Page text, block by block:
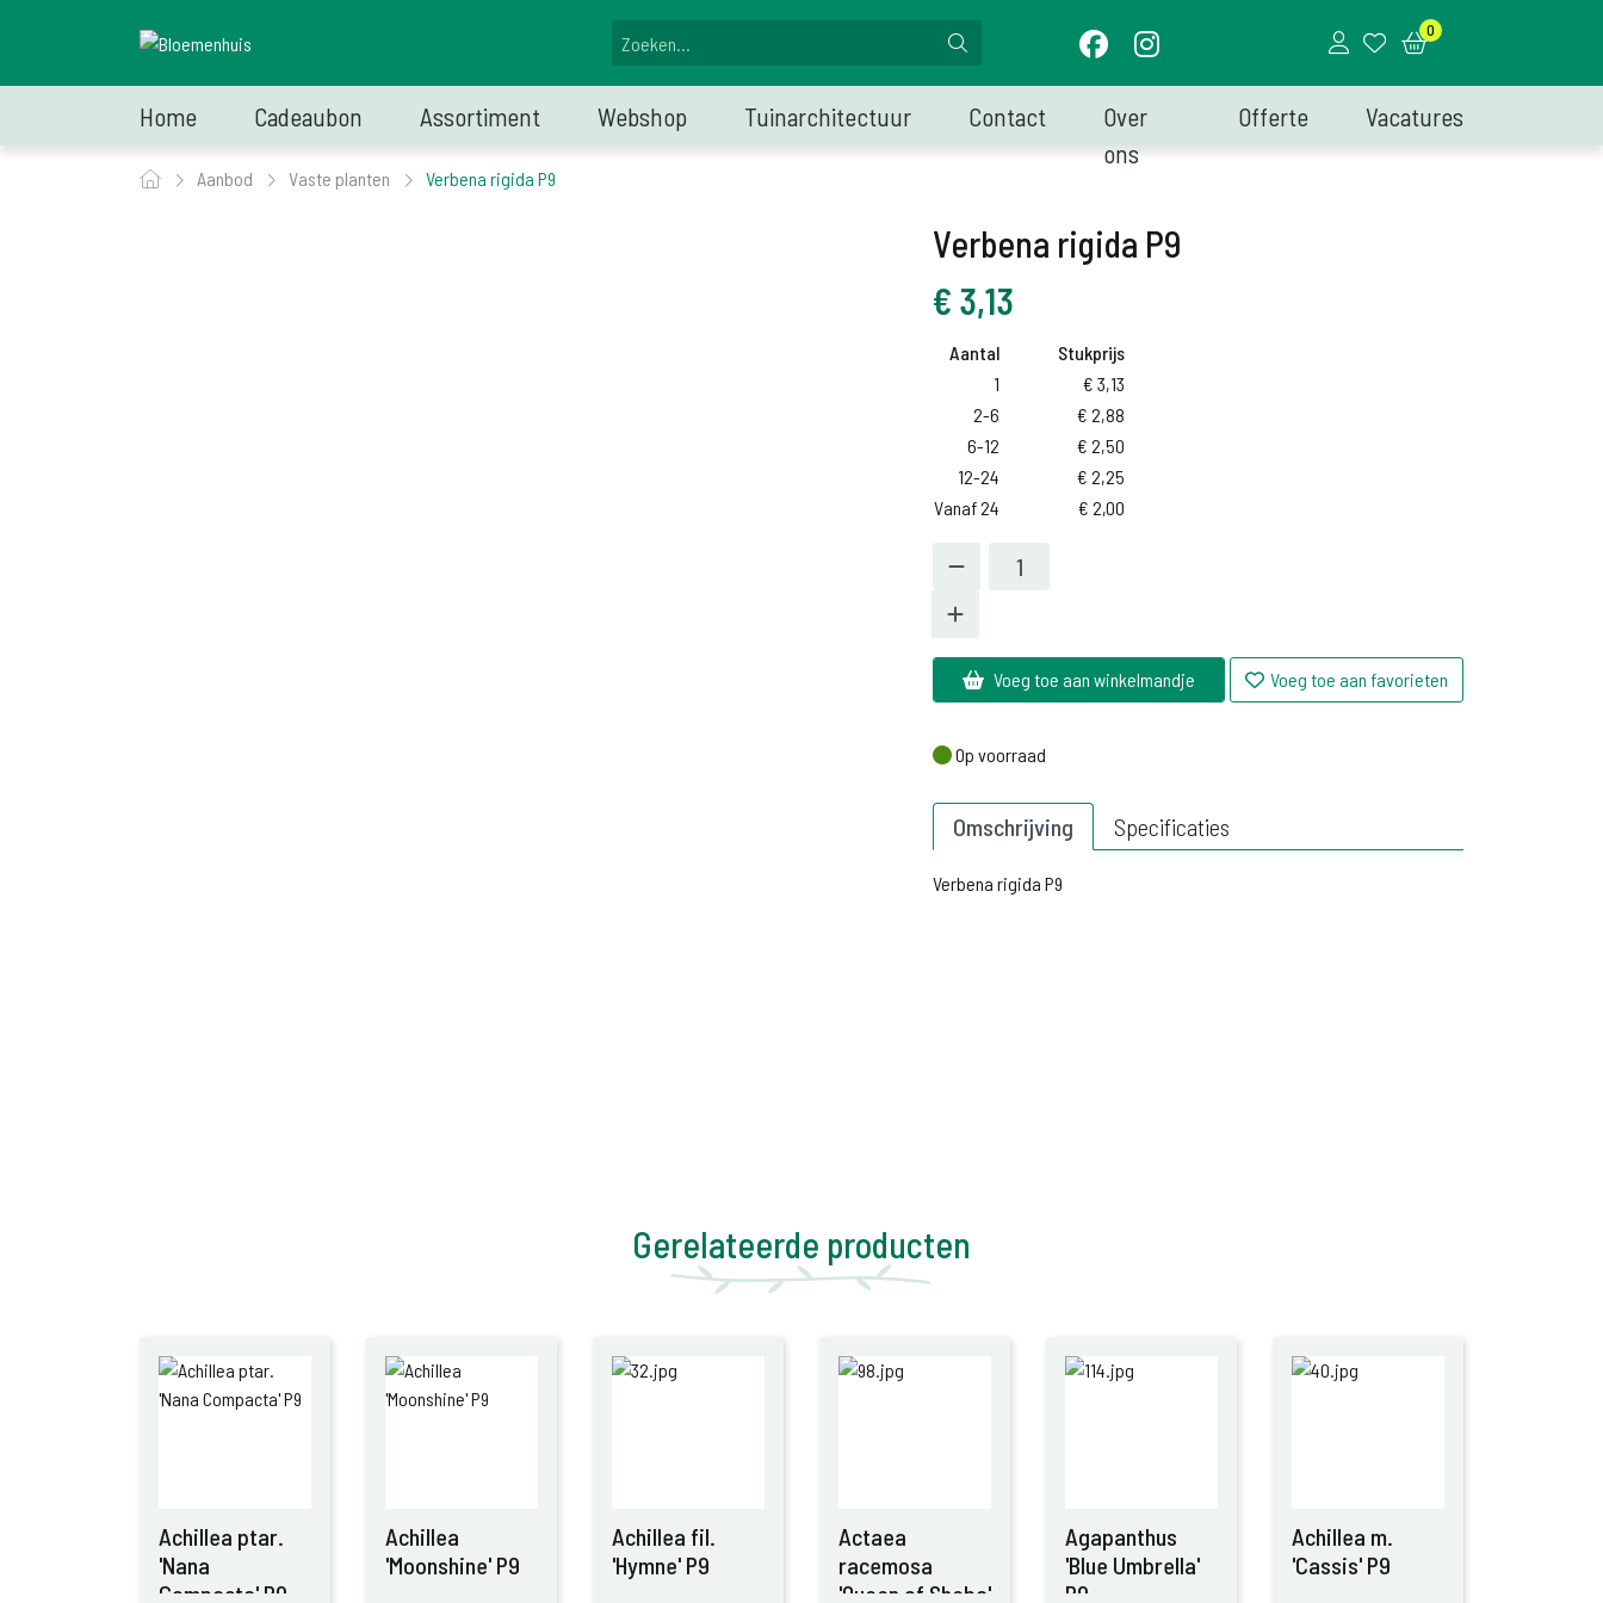
0
Home Cadeaubon Assortiment Webshop Tuinarchitectuur Contact
Over
ons
Offerte Vacatures
Aanbod Vaste planten Verbena rigida P9
Verbena rigida P9
€ 3,13
Aantal
Stukprijs
1
€ 3,13
2-6
€ 2,88
6-12
€ 2,50
12-24
€ 2,25
Vanaf 24
€ 2,00
Voeg toe aan winkelmandje Voeg toe aan favorieten
Op voorraad
Op voorraad
Omschrijving Specificaties
Verbena rigida P9
Gerelateerde producten
Achillea ptar.
'Nana
Compacta' P9
Achillea
'Moonshine' P9
Achillea fil.
'Hymne' P9
Actaea
racemosa
'Queen of Sheba'
Agapanthus
'Blue Umbrella'
P9
Achillea m.
'Cassis' P9